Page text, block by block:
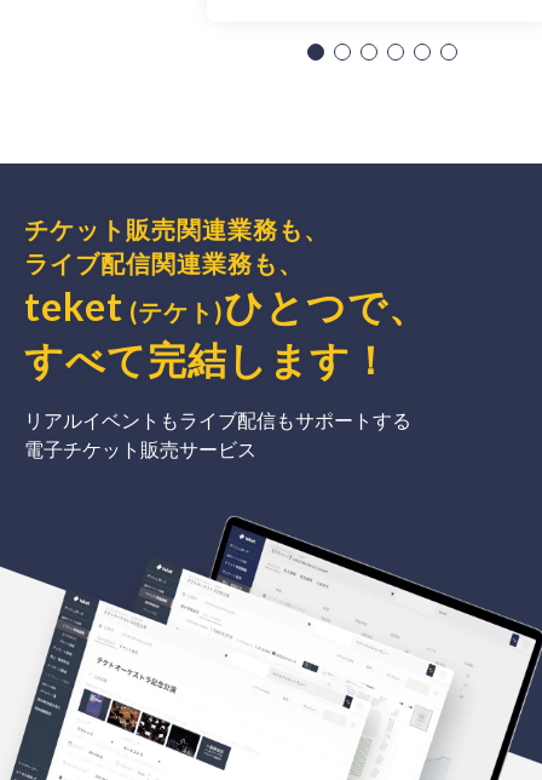
チケット販売関連業務も、
ライブ配信関連業務も、
teket (テケト)ひとつで、
すべて完結 します ！
リアルイベントもライブ配信もサポートする
電子チケット販売サービス